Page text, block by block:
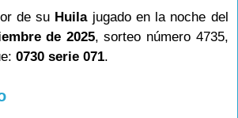
de su Huilajugado en la noche del
de 2025, sorteo número 4735,
0730 serie 071.